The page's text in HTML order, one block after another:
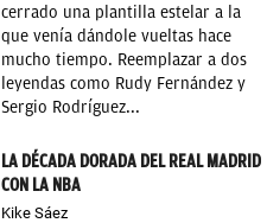
cerrado una plantilla estelar a la
que venía dándole vueltas hace
mucho tiempo. Reemplazar a dos
leyendas como Rudy Fernández y
Sergio Rodríguez...
LA DÉCADA DORADA DEL REAL MADRID
CON LA NBA
Kike Sáez